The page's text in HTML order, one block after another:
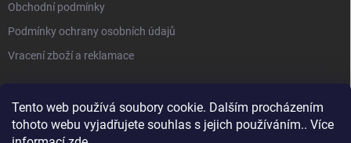
Tento web používá soubory cookie. Dalším procházením
tohoto webu vyjadřujete souhlas s jejich používáním.. Více
Obchodní podmínky
Podmínky ochrany osobních údajů
Vracení zboží a reklamace
PŘIJÍMÁME ONLINE PLATBY